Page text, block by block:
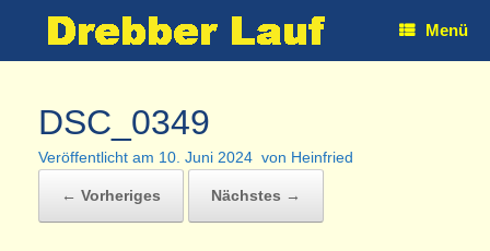
Menü
DSC_0349
Veröffentlicht am 10. Juni 2024 von Heinfried
← Vorheriges Nächstes →